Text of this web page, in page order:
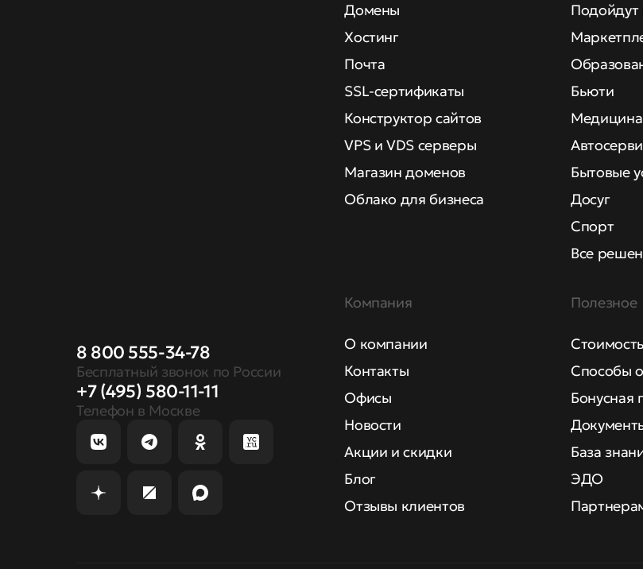
8 800 555-34-78
Бесплатный звонок по России
+7 (495) 580-11-11
Телефон в Москве
Домены
Хостинг
Почта
SSL-сертификаты
Конструктор сайтов
VPS и VDS серверы
Магазин доменов
Облако для бизнеса
Подойдут
Бьюти
Медицина
Бытовые
Досуг
Спорт
Все
Компания
О компании
Контакты
Офисы
Новости
Акции и скидки
Блог
Отзывы клиентов
Полезное
Способы
Бонусная
База
ЭДО